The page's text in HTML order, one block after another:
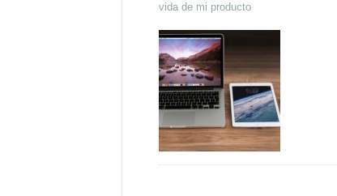
vida de mi producto